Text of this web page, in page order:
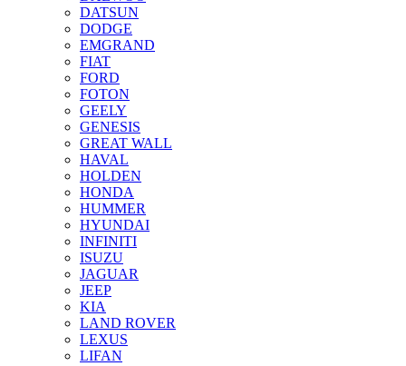
DATSUN
DODGE
EMGRAND
FIAT
FORD
FOTON
GEELY
GENESIS
GREAT WALL
HAVAL
HOLDEN
HONDA
HUMMER
HYUNDAI
INFINITI
ISUZU
JAGUAR
JEEP
KIA
LAND ROVER
LEXUS
LIFAN